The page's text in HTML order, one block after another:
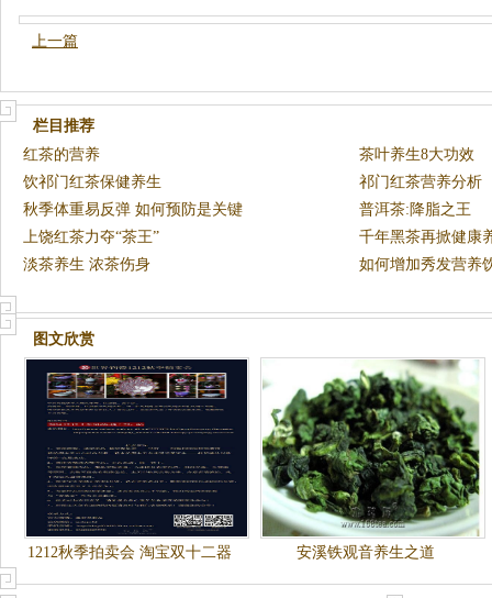
上一篇
栏目推荐
红茶的营养
茶叶养生8大功效
饮祁门红茶保健养生
祁门红茶营养分析
秋季体重易反弹 如何预防是关键
普洱茶:降脂之王
上饶红茶力夺“茶王”
千年黑茶再掀健康
将在
淡茶养生 浓茶伤身 如何增加秀发营养
图文欣赏
1212秋季拍卖会 淘宝双十二器
世界钧瓷秋季拍卖会12亿捡漏
安溪铁观音养生之道